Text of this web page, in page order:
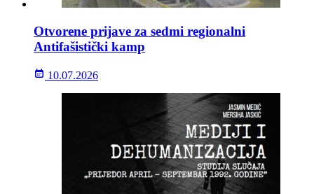
Otvorene prijave za sedmi regionalni
Antifašistički kamp
10.07.2026